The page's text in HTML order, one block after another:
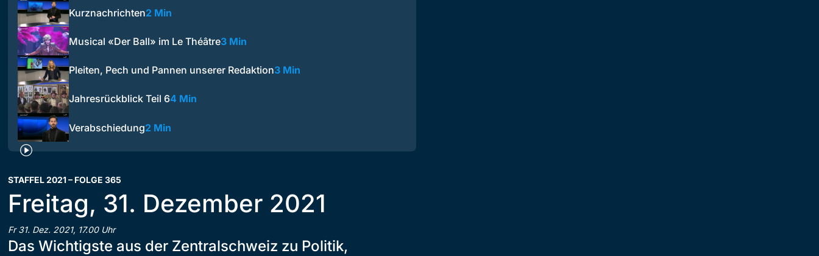
Kurznachrichten2 Min
Musical «Der Ball» im Le Théâtre3 Min
Pleiten, Pech und Pannen unserer Redaktion3 Min
Jahresrückblick Teil 64 Min
Verabschiedung2 Min
STAFFEL 2021 – FOLGE 365
Freitag, 31. Dezember 2021
Fr 31. Dez. 2021, 17.00 Uhr
Das Wichtigste aus der Zentralschweiz zu Politik,